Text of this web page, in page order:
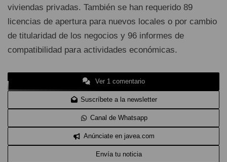
viviendas privadas. También se han requerido 89
licencias de apertura para nuevos locales o por cambio
de titularidad de los negocios y 96 informes de
compatibilidad para actividades económicas.
Ver 1 comentario
Suscríbete a la newsletter
Canal de Whatsapp
Anúnciate en javea.com
Envía tu noticia